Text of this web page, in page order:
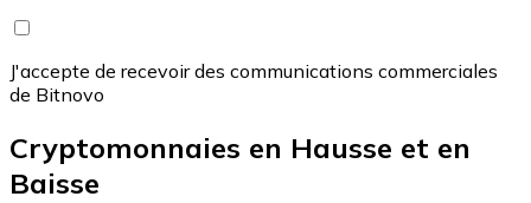
J'accepte de recevoir des communications commerciales
de Bitnovo
Cryptomonnaies en Hausse et en
Baisse